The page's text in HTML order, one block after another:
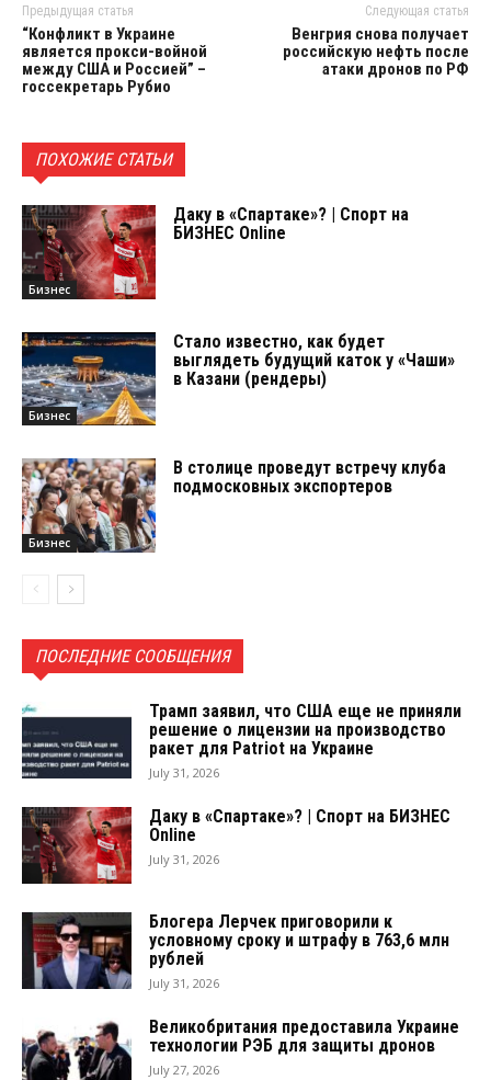
Предыдущая статья
“Конфликт в Украине
является прокси-войной
между США и Россией” –
госсекретарь Рубио
Следующая статья
Венгрия снова получает
российскую нефть после
атаки дронов по РФ
ПОХОЖИЕ СТАТЬИ
Бизнес
Даку в «Спартаке»? | Спорт на
БИЗНЕС Online
Бизнес
Стало известно, как будет
выглядеть будущий каток у «Чаши»
в Казани (рендеры)
Бизнес
В столице проведут встречу клуба
подмосковных экспортеров
ПОСЛЕДНИЕ СООБЩЕНИЯ
Трамп заявил, что США еще не приняли
решение о лицензии на производство
ракет для Patriot на Украине
July 31, 2026
Даку в «Спартаке»? | Спорт на БИЗНЕС
Online
July 31, 2026
Блогера Лерчек приговорили к
условному сроку и штрафу в 763,6 млн
рублей
July 31, 2026
Великобритания предоставила Украине
технологии РЭБ для защиты дронов
July 27, 2026